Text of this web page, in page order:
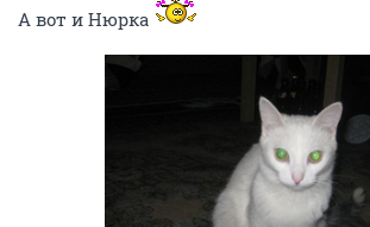
А вот и Нюрка